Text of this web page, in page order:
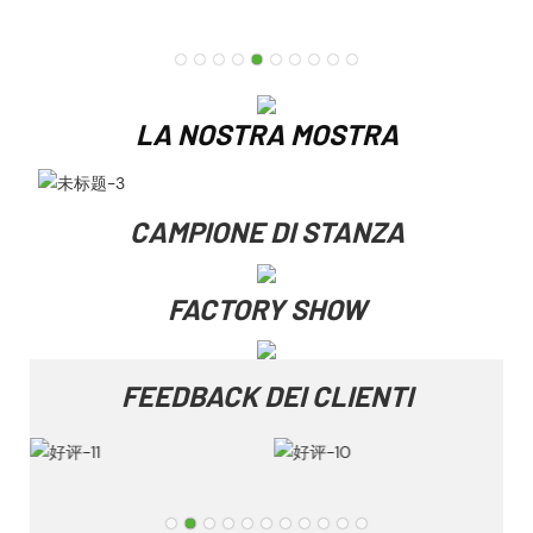
LA NOSTRA MOSTRA
CAMPIONE DI STANZA
FACTORY SHOW
FEEDBACK DEI CLIENTI